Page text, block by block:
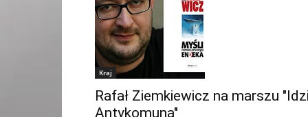
Kraj
Rafał Ziemkiewicz na marszu
Antykomuna"